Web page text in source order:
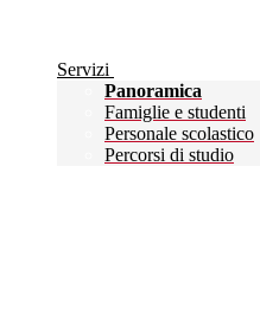
Servizi
Panoramica
Famiglie e studenti
Personale scolastico
Percorsi di studio